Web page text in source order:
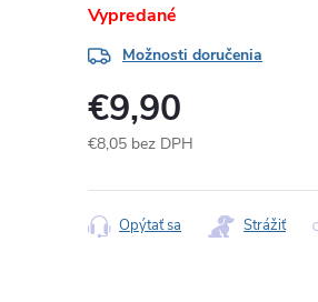
Vypredané
Možnosti doručenia
€9,90
€8,05 bez DPH
cena:
Opýtať sa Strážiť